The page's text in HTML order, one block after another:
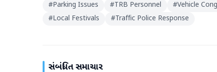
#Parking Issues #TRB Personnel #Vehicle
#Local Festivals #Traffic Police Response
સંબંધિત સમાચાર